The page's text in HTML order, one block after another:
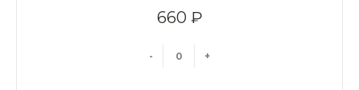
660 ₽
- +